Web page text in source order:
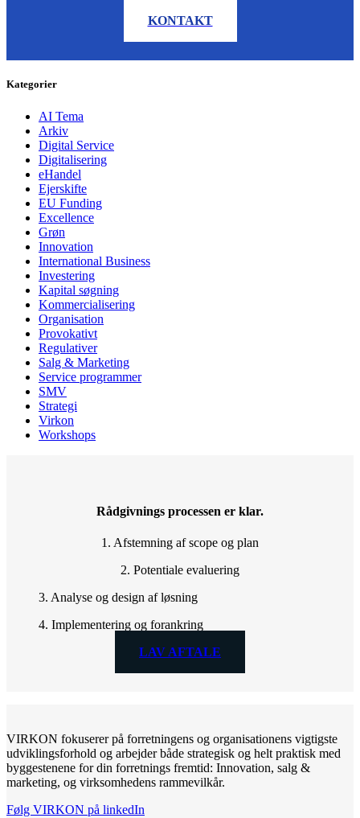
KONTAKT
Kategorier
AI Tema
Arkiv
Digital Service
Digitalisering
eHandel
Ejerskifte
EU Funding
Excellence
Grøn
Innovation
International Business
Investering
Kapital søgning
Kommercialisering
Organisation
Provokativt
Regulativer
Salg & Marketing
Service programmer
SMV
Strategi
Virkon
Workshops
Rådgivnings processen er klar.
1. Afstemning af scope og plan
2. Potentiale evaluering
3. Analyse og design af løsning
4. Implementering og forankring
LAV AFTALE
VIRKON fokuserer på forretningens og organisationens vigtigste
udviklingsforhold og arbejder både strategisk og helt praktisk med
byggestenene for din forretnings fremtid: Innovation, salg &
marketing, og virksomhedens rammevilkår.
Følg VIRKON på linkedIn